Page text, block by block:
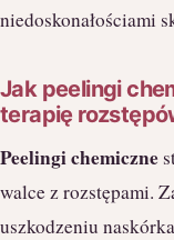
niedoskonałościami
Jak peelingi
terapię
Peelingi chemiczne
walce z rozstępami.
uszkodzeniu